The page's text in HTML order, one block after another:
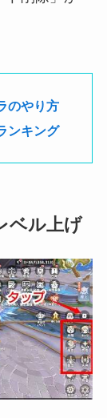
のやり方
ンキング
ベル上げ